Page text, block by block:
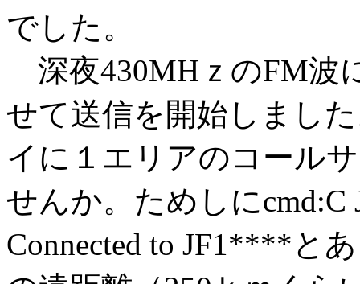
でした。
深夜430MHｚのFM波
せて送信を開始しまし
イに１エリアのコール
せんか。ためしに
Connected to JF1****と